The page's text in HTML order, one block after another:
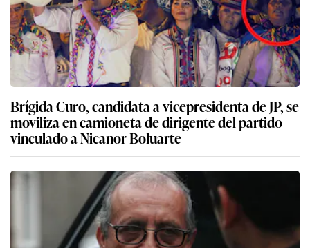
Brígida Curo, candidata a vicepresidenta de JP, se
moviliza en camioneta de dirigente del partido
vinculado a Nicanor Boluarte